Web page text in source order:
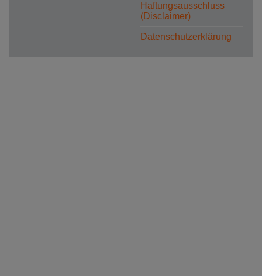
Haftungsausschluss
(Disclaimer)
Datenschutzerklärung